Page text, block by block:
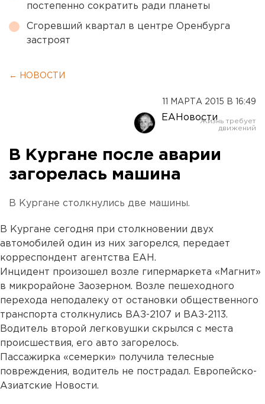
постепенно сократить ради планеты
Сгоревший квартал в центре Оренбурга
застроят
← НОВОСТИ
11 МАРТА 2015 В 16:49
ЕАНовости
В Кургане после аварии
загорелась машина
В Кургане столкнулись две машины.
В Кургане сегодня при столкновении двух
автомобилей один из них загорелся, передает
корреспондент агентства ЕАН.
Инцидент произошел возле гипермаркета «Магнит»
в микрорайоне Заозерном. Возле пешеходного
перехода неподалеку от остановки общественного
транспорта столкнулись ВАЗ-2107 и ВАЗ-2113.
Водитель второй легковушки скрылся с места
происшествия, его авто загорелось.
Пассажирка «семерки» получила телесные
повреждения, водитель не пострадал. Европейско-
Азиатские Новости.